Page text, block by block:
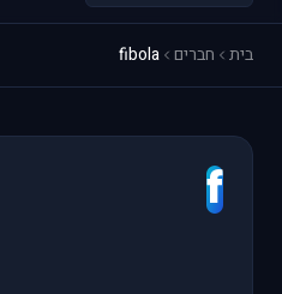
בית חברים fibola
f